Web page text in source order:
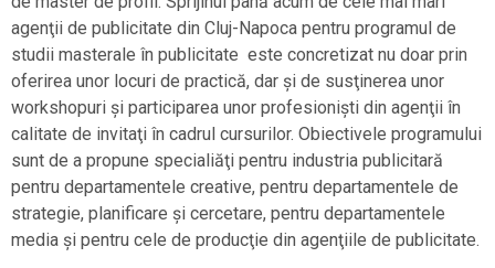
agenţii de publicitate din Cluj-Napoca pentru programul de
studii masterale în publicitate este concretizat nu doar prin
oferirea unor locuri de practică, dar şi de susţinerea unor
workshopuri şi participarea unor profesionişti din agenţii în
calitate de invitaţi în cadrul cursurilor. Obiectivele programului
sunt de a propune specialiăţi pentru industria publicitară
pentru departamentele creative, pentru departamentele de
strategie, planificare şi cercetare, pentru departamentele
media şi pentru cele de producţie din agenţiile de publicitate.